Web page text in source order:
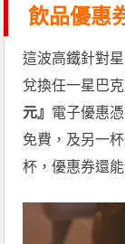
飲品優惠
這波高鐵針對
兌換任一星巴
元』 電子優惠
免費，及另一
杯，優惠券還